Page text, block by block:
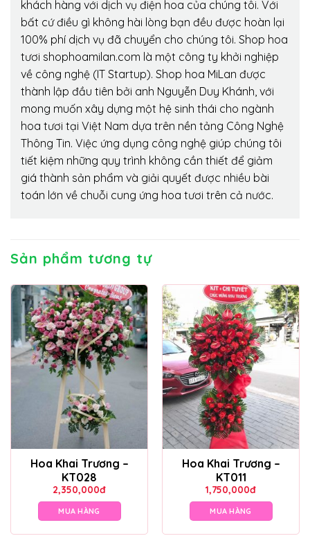
khách hàng với dịch vụ điện hoa của chúng tôi. Với
bất cứ điều gì không hài lòng bạn đều được hoàn lại
100% phí dịch vụ đã chuyển cho chúng tôi. Shop hoa
tươi shophoamilan.com là một công ty khởi nghiệp
về công nghệ (IT Startup). Shop hoa MiLan được
thành lập đầu tiên bởi anh Nguyễn Duy Khánh, với
mong muốn xây dựng một hệ sinh thái cho ngành
hoa tươi tại Việt Nam dựa trên nền tảng Công Nghệ
Thông Tin. Việc ứng dụng công nghệ giúp chúng tôi
tiết kiệm những quy trình không cần thiết để giảm
giá thành sản phẩm và giải quyết được nhiều bài
toán lớn về chuỗi cung ứng hoa tươi trên cả nước.
Sản phẩm tương tự
Hoa Khai Trương –
KT028
2,350,000đ
MUA HÀNG
Hoa Khai Trương –
KT011
1,750,000đ
MUA HÀNG